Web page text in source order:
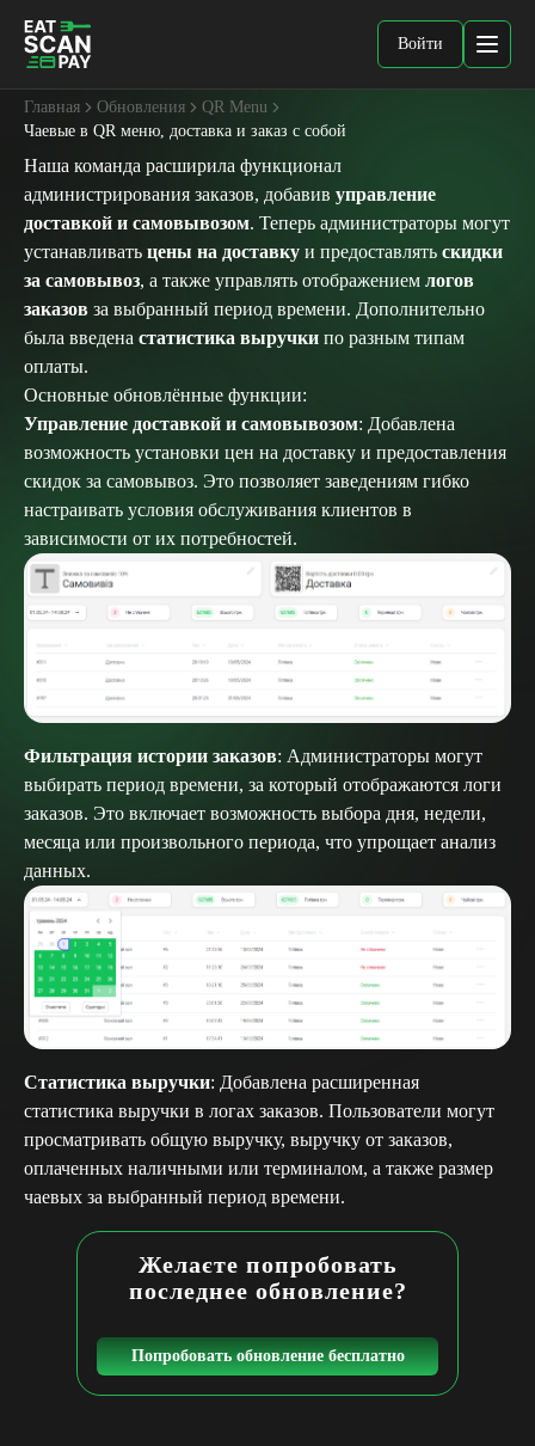
Войти
Главная Обновления
QR Menu
Чаевые в QR меню, доставка и заказ с собой
Наша команда расширила функционал
администрирования заказов, добавив управление
доставкой и самовывозом. Теперь администраторы могут
устанавливать цены на доставку и предоставлять скидки
за самовывоз, а также управлять отображением логов
заказов за выбранный период времени. Дополнительно
была введена статистика выручки по разным типам
оплаты.
Основные обновлённые функции:
Управление доставкой и самовывозом: Добавлена
возможность установки цен на доставку и предоставления
скидок за самовывоз. Это позволяет заведениям гибко
настраивать условия обслуживания клиентов в
зависимости от их потребностей.
Фильтрация истории заказов: Администраторы могут
выбирать период времени, за который отображаются логи
заказов. Это включает возможность выбора дня, недели,
месяца или произвольного периода, что упрощает анализ
данных.
Статистика выручки: Добавлена расширенная
статистика выручки в логах заказов. Пользователи могут
просматривать общую выручку, выручку от заказов,
оплаченных наличными или терминалом, а также размер
чаевых за выбранный период времени.
Желаєте попробовать
последнее обновление?
Попробовать обновление бесплатно